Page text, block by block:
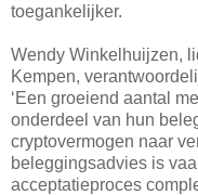
toegankelijker.
Wendy Winkelhuijzen,
Kempen,
‘Een groeiend aantal
onderdeel van hun
cryptovermogen naar
beleggingsadvies is
acceptatieproces